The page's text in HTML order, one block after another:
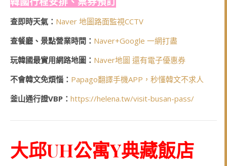
查即時天氣： Naver 地圖路面監視CCTV
查餐廳、景點營業時間： Naver+Google 一網打盡
玩韓國最實用網路地圖： Naver地圖 還有電子優惠券
不會韓文免煩惱： Papago翻譯手機APP，秒懂韓文不求人
釜山通行證VBP： https://helena.tw/visit-busan-pass/
大邱UH公寓Y典藏飯店